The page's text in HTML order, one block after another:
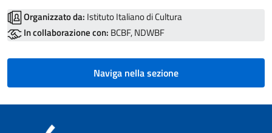
Organizzato da: Istituto Italiano di Cultura
In collaborazione con: BCBF, NDWBF
Naviga nella sezione